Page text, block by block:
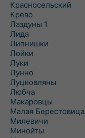
Красносельский
Крево
Лаздуны 1
Лида
Липнишки
Лойки
Луки
Лунно
Луцковляны
Любча
Макаровцы
Малая Берестовица
Милевичи
Минойты